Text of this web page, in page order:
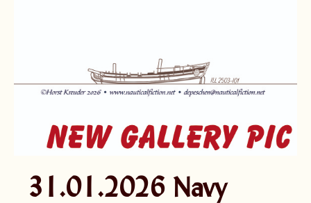
31.01.2026 Navy